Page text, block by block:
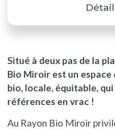
Situé à deux pas de la
Bio Miroir est un
bio, locale, équitable,
références en vrac !
Au Rayon Bio Miroir